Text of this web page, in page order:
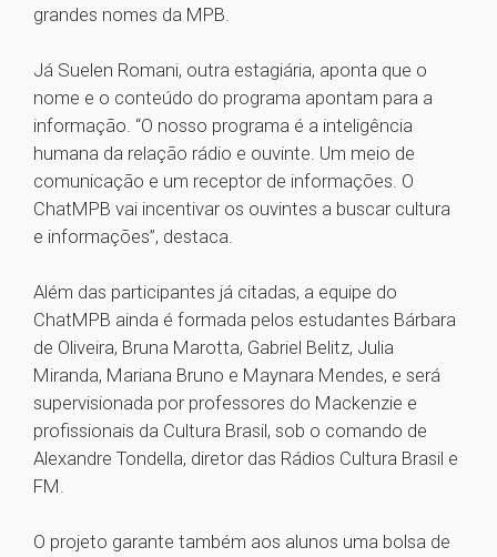
grandes nomes da MPB.
Já Suelen Romani, outra estagiária, aponta que o
nome e o conteúdo do programa apontam para a
informação. “O nosso programa é a inteligência
humana da relação rádio e ouvinte. Um meio de
comunicação e um receptor de informações. O
ChatMPB vai incentivar os ouvintes a buscar cultura
e informações”, destaca.
Além das participantes já citadas, a equipe do
ChatMPB ainda é formada pelos estudantes Bárbara
de Oliveira, Bruna Marotta, Gabriel Belitz, Julia
Miranda, Mariana Bruno e Maynara Mendes, e será
supervisionada por professores do Mackenzie e
profissionais da Cultura Brasil, sob o comando de
Alexandre Tondella, diretor das Rádios Cultura Brasil e
FM.
O projeto garante também aos alunos uma bolsa de